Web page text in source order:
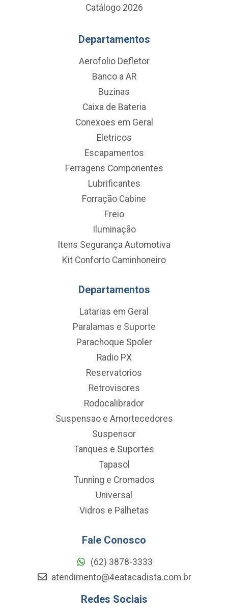
Catálogo 2026
Departamentos
Aerofolio Defletor
Banco a AR
Buzinas
Caixa de Bateria
Conexoes em Geral
Eletricos
Escapamentos
Ferragens Componentes
Lubrificantes
Forração Cabine
Freio
Iluminação
Itens Segurança Automotiva
Kit Conforto Caminhoneiro
Departamentos
Latarias em Geral
Paralamas e Suporte
Parachoque Spoler
Radio PX
Reservatorios
Retrovisores
Rodocalibrador
Suspensao e Amortecedores
Suspensor
Tanques e Suportes
Tapasol
Tunning e Cromados
Universal
Vidros e Palhetas
Fale Conosco
(62) 3878-3333
atendimento@4eatacadista.com.br
Redes Sociais